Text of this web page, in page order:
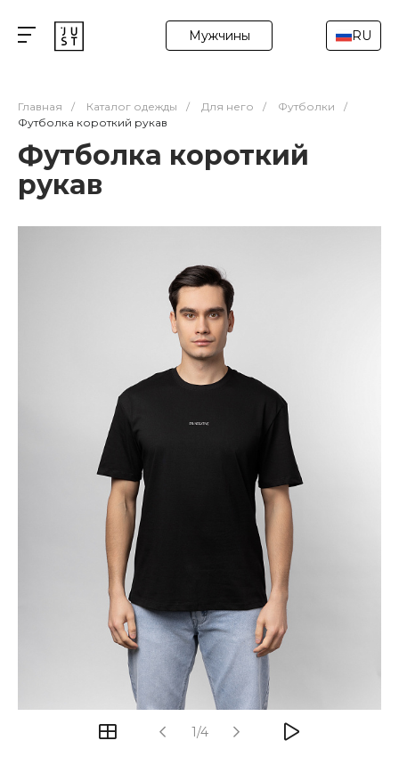
Мужчины RU
Главная / Каталог одежды / Для него / Футболки
/
Футболка короткий рукав
Футболка короткий
рукав
1/4